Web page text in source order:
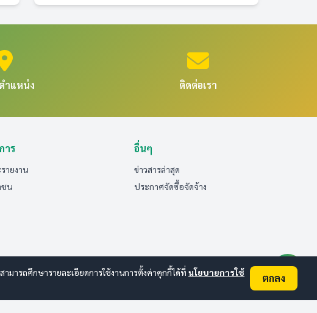
ำแหน่ง ติดต่อเรา
าร
ายงาน
ชน
อื่นๆ
ข่าวสารล่าสุด
ประกาศจัดซื้อจัดจ้าง
ารถศึกษารายละเอียดการใช้งานการตั้งค่าคุกกี้ได้ที่ นโยบายการใช้
ตกลง